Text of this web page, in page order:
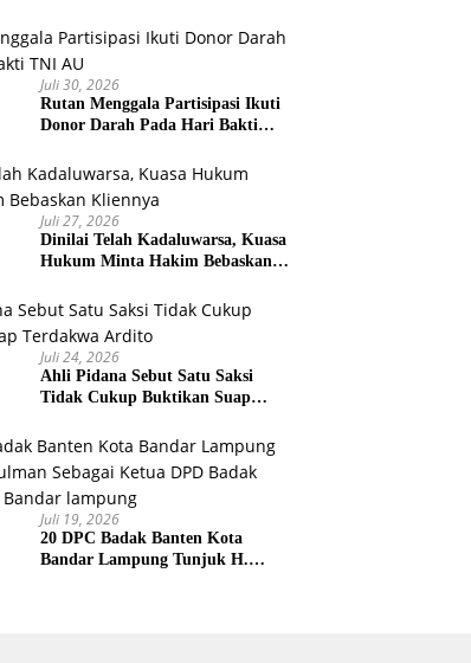
Juli 30, 2026
Rutan Menggala Partisipasi Ikuti
Donor Darah Pada Hari Bakti
Juli 27, 2026
Dinilai Telah Kadaluwarsa, Kuasa
Hukum Minta Hakim Bebaskan
Juli 24, 2026
Ahli Pidana Sebut Satu Saksi
Tidak Cukup Buktikan Suap
Juli 19, 2026
20 DPC Badak Banten Kota
Bandar Lampung Tunjuk H.